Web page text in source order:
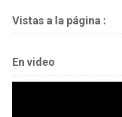
Vistas a la página :
En video